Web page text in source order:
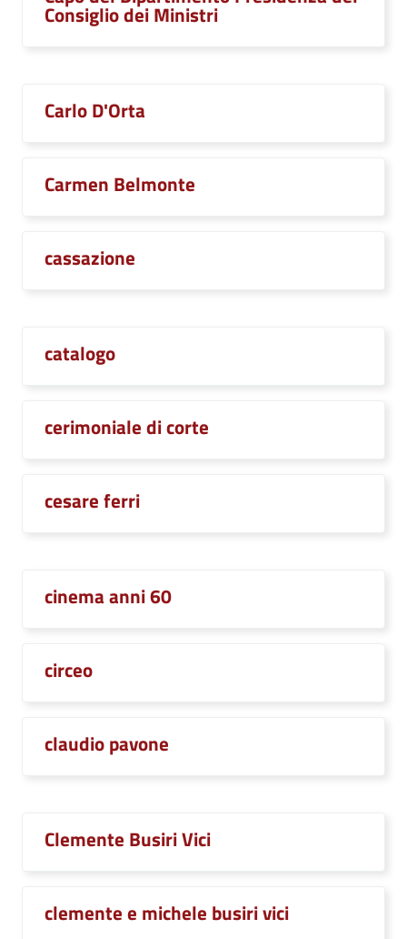
Consiglio dei Ministri
Carlo D'Orta
Carmen Belmonte
cassazione
catalogo
cerimoniale di corte
cesare ferri
cinema anni 60
circeo
claudio pavone
Clemente Busiri Vici
clemente e michele busiri vici